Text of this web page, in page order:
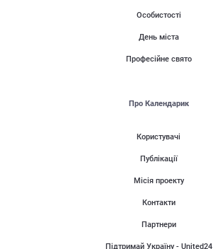
Особистості
День міста
Професійне свято
Про Календарик
Користувачі
Публікації
Місія проекту
Контакти
Партнери
Підтримай Україну - United24